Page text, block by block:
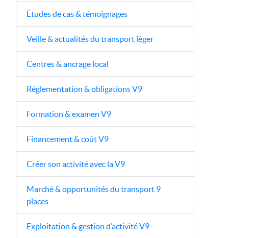
Études de cas & témoignages
Veille & actualités du transport léger
Centres & ancrage local
Réglementation & obligations V9
Formation & examen V9
Financement & coût V9
Créer son activité avec la V9
Marché & opportunités du transport 9
places
Exploitation & gestion d’activité V9